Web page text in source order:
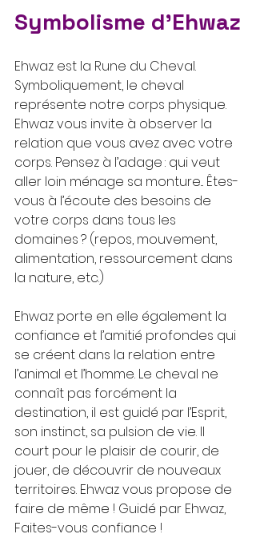
Symbolisme d'Ehwaz
Ehwaz est la Rune du Cheval.
Symboliquement, le cheval
représente notre corps physique.
Ehwaz vous invite à observer la
relation que vous avez avec votre
corps. Pensez à l’adage : qui veut
aller loin ménage sa monture... Êtes-
vous à l’écoute des besoins de
votre corps dans tous les
domaines ? (repos, mouvement,
alimentation, ressourcement dans
la nature, etc.)
Ehwaz porte en elle également la
confiance et l’amitié profondes qui
se créent dans la relation entre
l’animal et l’homme. Le cheval ne
connaît pas forcément la
destination, il est guidé par l’Esprit,
son instinct, sa pulsion de vie. Il
court pour le plaisir de courir, de
jouer, de découvrir de nouveaux
territoires. Ehwaz vous propose de
faire de même ! Guidé par Ehwaz,
Faites-vous confiance !